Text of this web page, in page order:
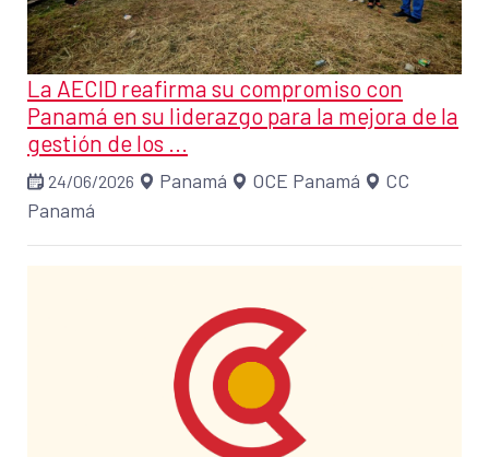
La AECID reafirma su compromiso con
Panamá en su liderazgo para la mejora de la
gestión de los ...
24/06/2026 Panamá OCE Panamá
CC
Panamá